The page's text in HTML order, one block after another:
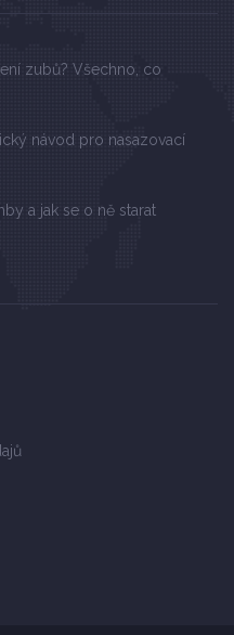
zubů? Všechno, co
návod pro nasazovací
a jak se o ně starat